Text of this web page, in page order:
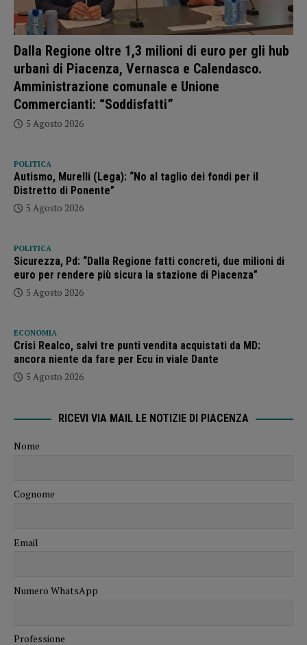
Dalla Regione oltre 1,3 milioni di euro per gli hub
urbani di Piacenza, Vernasca e Calendasco.
Amministrazione comunale e Unione
Commercianti: “Soddisfatti”
5 Agosto 2026
POLITICA
Autismo, Murelli (Lega): “No al taglio dei fondi per il
Distretto di Ponente”
5 Agosto 2026
POLITICA
Sicurezza, Pd: “Dalla Regione fatti concreti, due milioni di
euro per rendere più sicura la stazione di Piacenza”
5 Agosto 2026
ECONOMIA
Crisi Realco, salvi tre punti vendita acquistati da MD:
ancora niente da fare per Ecu in viale Dante
5 Agosto 2026
RICEVI VIA MAIL LE NOTIZIE DI PIACENZA
Nome
Cognome
Email
Numero WhatsApp
Professione